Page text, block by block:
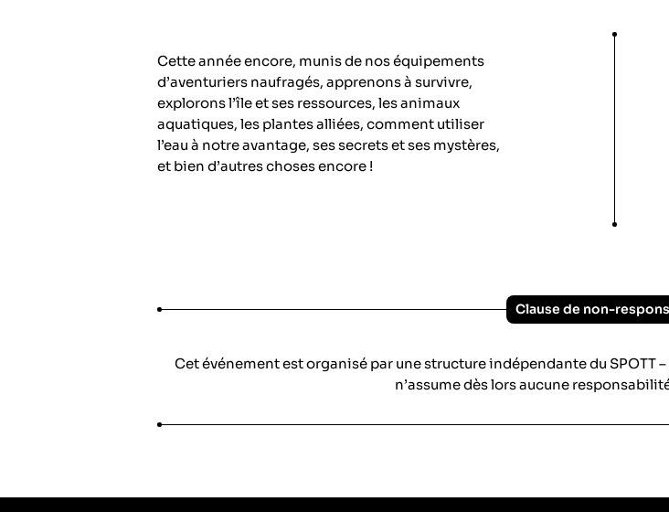
Cette année encore, munis de nos équipements
d’aventuriers naufragés, apprenons à survivre,
explorons l’île et ses ressources, les animaux
aquatiques, les plantes alliées, comment utiliser
l’eau à notre avantage, ses secrets et ses mystères,
et bien d’autres choses encore !
Clause de non-
Cet événement est organisé par une structure indépendante du SPOTT
n’assume dès lors aucune